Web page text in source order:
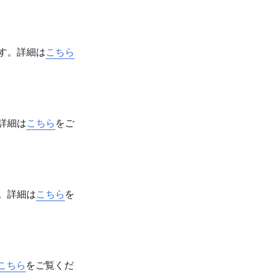
。詳細はこちら
細はこちら をご
詳細はこちら を
ちら をご覧くだ